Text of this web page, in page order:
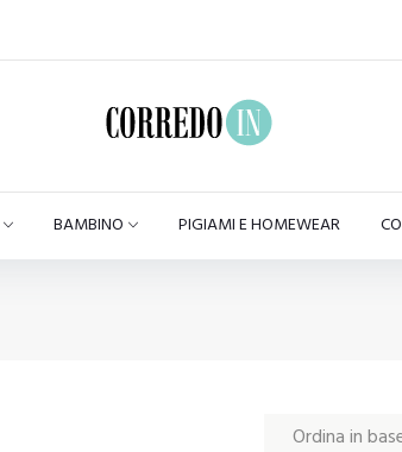
BAMBINO PIGIAMI E HOMEWEAR